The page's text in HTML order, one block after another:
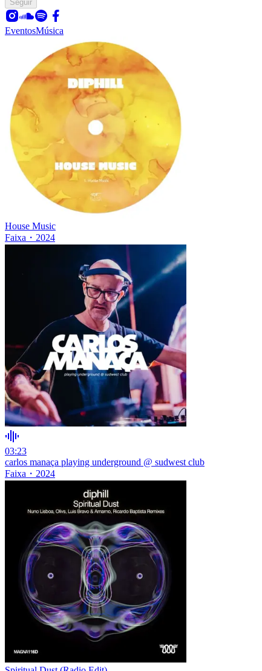
Seguir
EventosMúsica
House Music
Faixa ・ 2024
03:23
carlos manaça playing underground @ sudwest club
Faixa ・ 2024